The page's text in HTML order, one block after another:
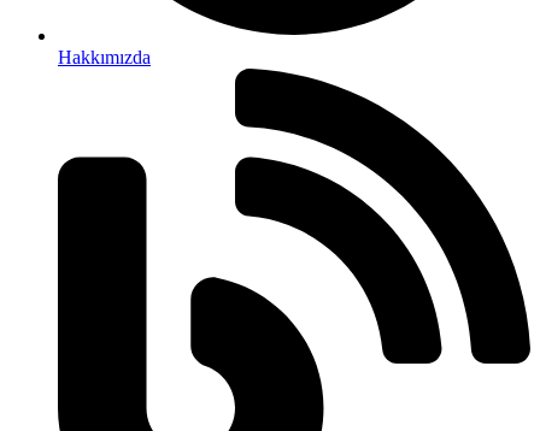
Hakkımızda